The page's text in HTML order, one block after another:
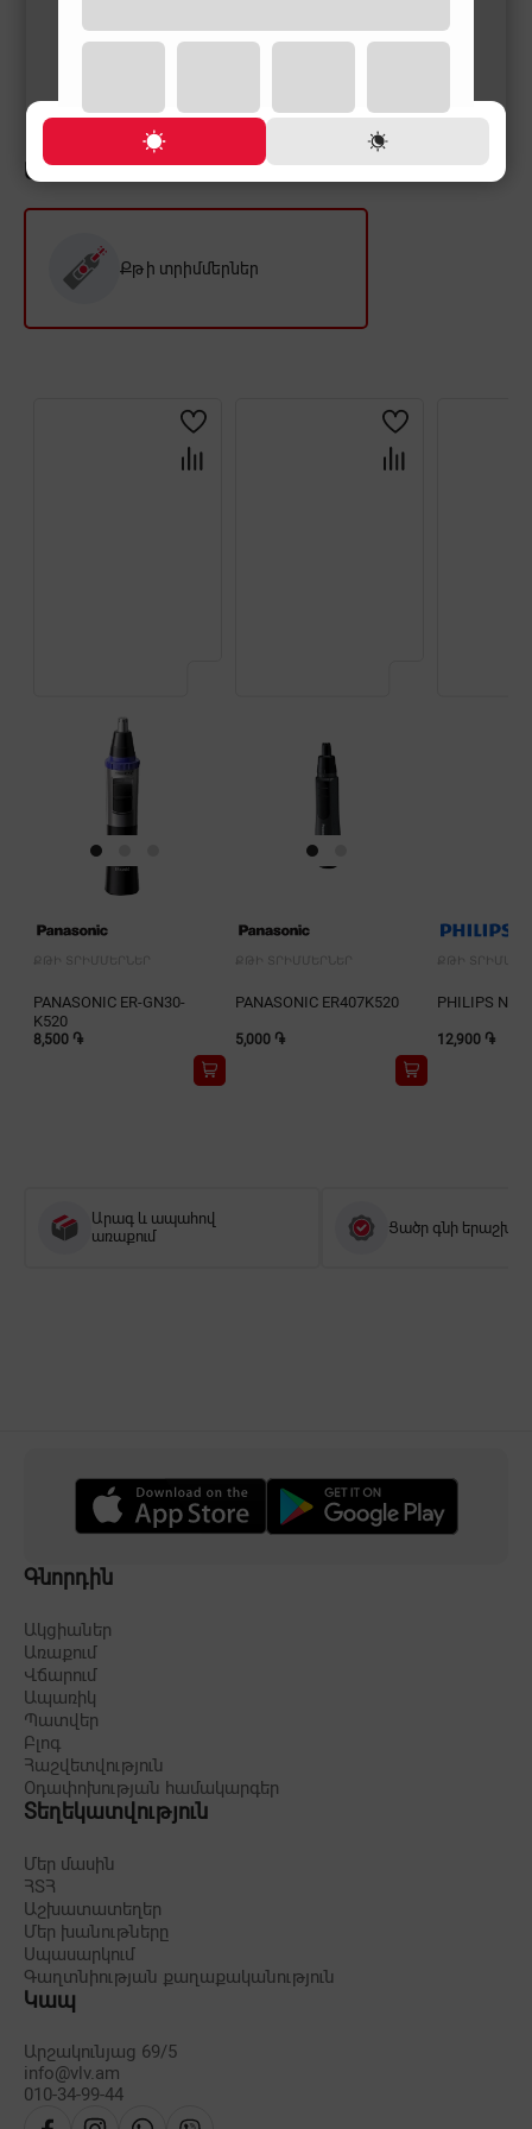
ԱՅՍ ԱՊՐԱՆՔԻ ՀԵՏ ԳՆՈՒՄ ԵՆ
Քթի տրիմմերներ
ՔԹԻ ՏՐԻՄՄԵՐՆԵՐ
PANASONIC ER-GN30-
K520
8,500 ֏
ՔԹԻ ՏՐԻՄՄԵՐՆԵՐ
PANASONIC ER407K520
5,000 ֏
ՔԹԻ
PHILIPS
12,900 ֏
Արագ և ապահով
առաքում
Ցածր գնի երաշխիք
Գնորդին
Ակցիաներ
Առաքում
Վճարում
Ապառիկ
Պատվեր
Բլոգ
Հաշվետվություն
Օդափոխության համակարգեր
Տեղեկատվություն
Մեր մասին
ՀՏՀ
Աշխատատեղեր
Մեր խանութները
Սպասարկում
Գաղտնիության քաղաքականություն
Կապ
Արշակունյաց 69/5
info@vlv.am
010-34-99-44